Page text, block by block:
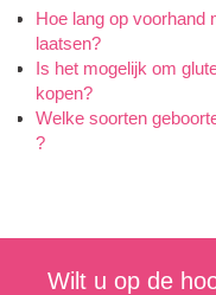
Hoe lang op voorhand
laatsen?
Is het mogelijk om
kopen?
Welke soorten
?
Wilt u op de